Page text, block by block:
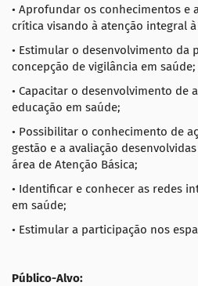
• Aprofundar os conhecimentos e
crítica visando à atenção integral
• Estimular o desenvolvimento da
concepção de vigilância em saúde;
• Capacitar o desenvolvimento de
educação em saúde;
• Possibilitar o conhecimento de
gestão e a avaliação
área de Atenção Básica;
• Identificar e conhecer as redes
em saúde;
• Estimular a participação nos
Público-Alvo: